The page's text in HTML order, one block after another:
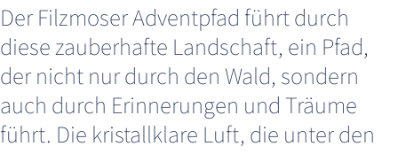
Der Filzmoser Adventpfad führt durch
diese zauberhafte Landschaft, ein Pfad,
der nicht nur durch den Wald, sondern
auch durch Erinnerungen und Träume
führt. Die kristallklare Luft, die unter den